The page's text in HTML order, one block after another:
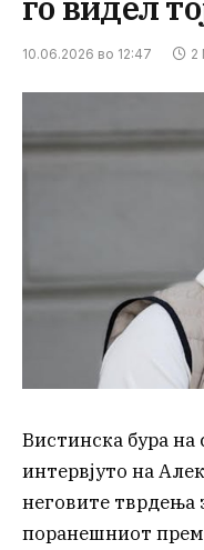
10.06.2026 во 12:47 2
Вистинска бура
интервјуто на
неговите тврдења
поранешниот